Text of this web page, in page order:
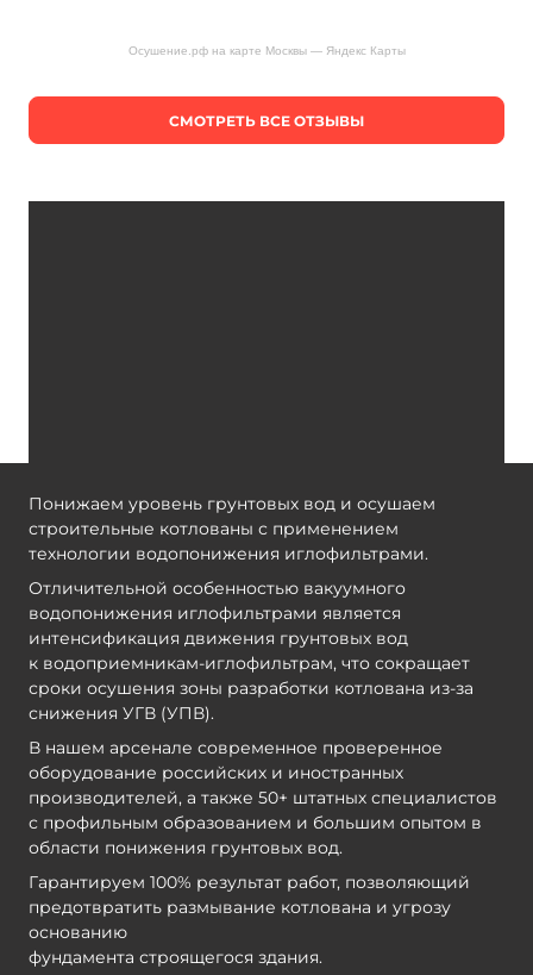
Осушение.рф на карте Москвы — Яндекс Карты
СМОТРЕТЬ ВСЕ ОТЗЫВЫ
Понижаем уровень грунтовых вод и осушаем
строительные котлованы с применением
технологии водопонижения иглофильтрами.
Отличительной особенностью вакуумного
водопонижения иглофильтрами является
интенсификация движения грунтовых вод
к водоприемникам-иглофильтрам, что сокращает
сроки осушения зоны разработки котлована из-за
снижения УГВ (УПВ).
В нашем арсенале современное проверенное
оборудование российских и иностранных
производителей, а также 50+ штатных специалистов
с профильным образованием и большим опытом в
области понижения грунтовых вод.
Гарантируем 100% результат работ, позволяющий
предотвратить размывание котлована и угрозу
основанию
фундамента строящегося здания.